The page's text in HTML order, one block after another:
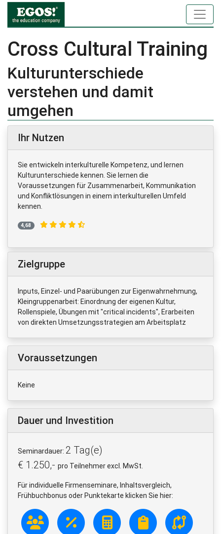
Cross Cultural Training
Kulturunterschiede
verstehen und damit
umgehen
Ihr Nutzen
Sie entwickeln interkulturelle Kompetenz, und lernen
Kulturunterschiede kennen. Sie lernen die
Voraussetzungen für Zusammenarbeit, Kommunikation
und Konfliktlösungen in einem interkulturellen Umfeld
kennen.
4,68
Zielgruppe
Inputs, Einzel- und Paarübungen zur Eigenwahrnehmung,
Kleingruppenarbeit: Einordnung der eigenen Kultur,
Rollenspiele, Übungen mit "critical incidents", Erarbeiten
von direkten Umsetzungsstrategien am Arbeitsplatz
Voraussetzungen
Keine
Dauer und Investition
Seminardauer: 2 Tag(e)
€ 1.250,- pro Teilnehmer excl. MwSt.
Für individuelle Firmenseminare, Inhaltsvergleich,
Frühbuchbonus oder Punktekarte klicken Sie hier: